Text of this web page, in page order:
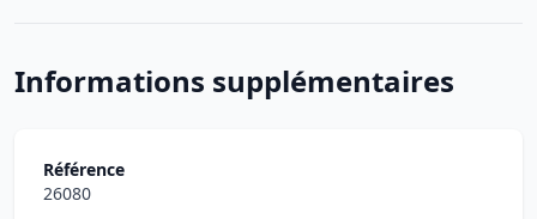
Informations supplémentaires
Référence
26080